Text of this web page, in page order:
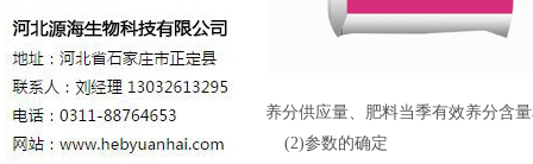
养分供应量、肥料当季有效养分含
(2)参数的确定